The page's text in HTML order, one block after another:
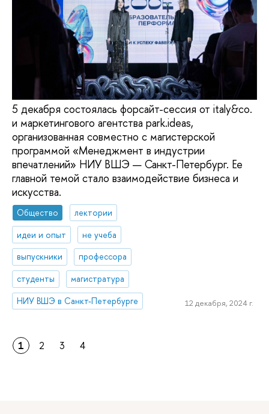
5 декабря состоялась форсайт-сессия от italy&co.
и маркетингового агентства park.ideas,
организованная совместно с магистерской
программой «Менеджмент в индустрии
впечатлений» НИУ ВШЭ — Санкт-Петербург. Ее
главной темой стало взаимодействие бизнеса и
искусства.
Общество
лектории
идеи и опыт
не учеба
выпускники
профессора
студенты
магистратура
НИУ ВШЭ в Санкт-Петербурге
12 декабря, 2024 г.
1 2 3 4